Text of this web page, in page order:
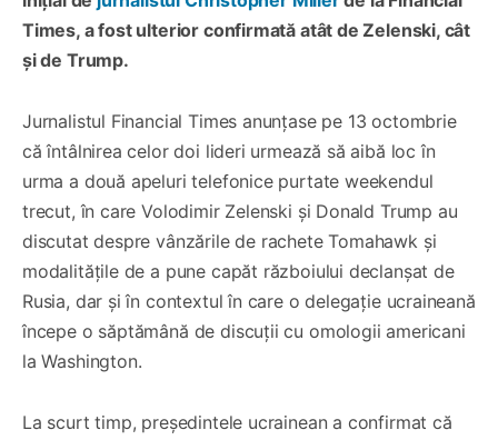
Times, a fost ulterior confirmată atât de Zelenski, cât
și de Trump.
Jurnalistul Financial Times anunțase pe 13 octombrie
că întâlnirea celor doi lideri urmează să aibă loc în
urma a două apeluri telefonice purtate weekendul
trecut, în care Volodimir Zelenski și Donald Trump au
discutat despre vânzările de rachete Tomahawk și
modalitățile de a pune capăt războiului declanșat de
Rusia, dar și în contextul în care o delegație ucraineană
începe o săptămână de discuții cu omologii americani
la Washington.
La scurt timp, președintele ucrainean a confirmat că